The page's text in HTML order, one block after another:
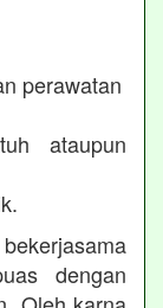
perawatan
ataupun
dengan